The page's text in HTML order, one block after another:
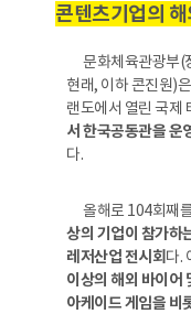
콘텐츠기업의
문화체육관광부(
현래, 이하 콘진원)
랜도에서 열린 국제
서 한국공동관을 운
다.
올해로 104회째
상의 기업이 참가하
레저산업 전시회 다.
이상의 해외 바이어
아케이드 게임을 비